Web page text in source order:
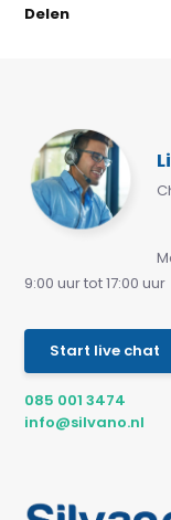
Delen
9:00 uur tot 17:00 uur
Start live chat
085 001 3474
info@silvano.nl